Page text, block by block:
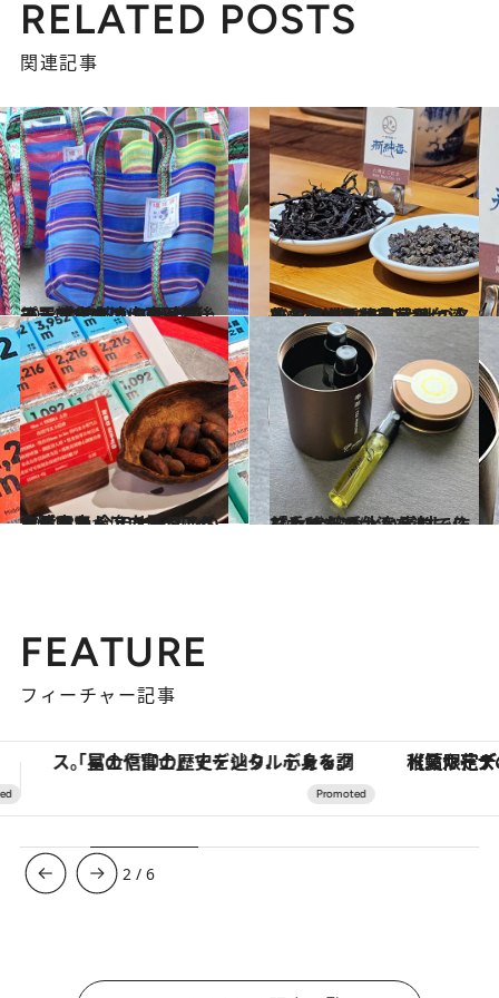
RELATED POSTS
関連記事
2024.10.8
プチプラなのに喜ばれる！ 台湾茶から郷土菓子、雑貨まで 500円前後で買える台湾土産
旅＆お出かけ 2024.8.8
自分用にもお土産用にも！ 創業43年の台北の名店で選ぶ種類豊富な台湾茶と手ごろな茶菓子
旅＆お出かけ
2024.8.7
食料品からアウトドアグッズまで 今年オープンの古民家ストアで見つける台湾土産
旅＆お出かけ 2024.7.12
「香り」で台湾を楽しむ！ 台湾らしい素材で作り上げた 香水とピロースプレー
旅＆お出かけ
FEATURE
フィーチャー記事
【夏限定ディナーコース】旬を迎える稚鮎や花ズッキーニなどをイタリア・トスカーナの郷土料理の手法で満喫！
3 /6